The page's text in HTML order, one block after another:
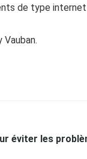
de type
Vauban.
éviter les